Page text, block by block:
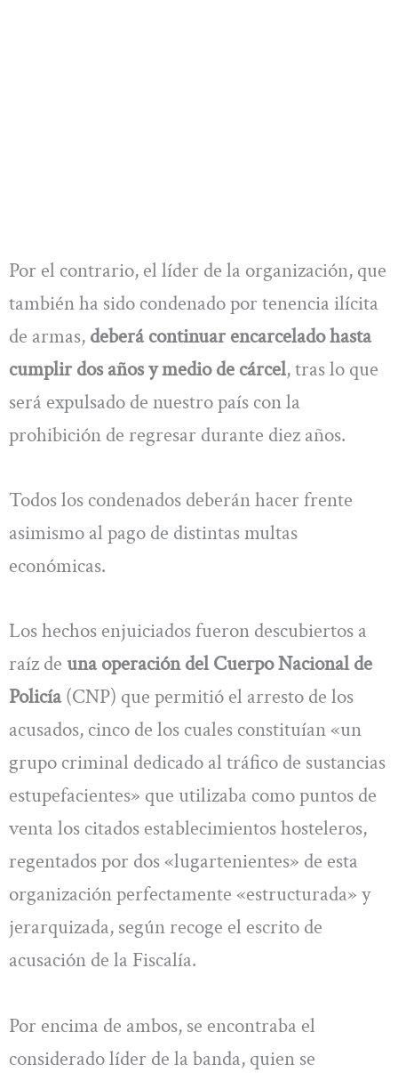
Por el contrario, el líder de la organización, que
también ha sido condenado por tenencia ilícita
de armas, deberá continuar encarcelado hasta
cumplir dos años y medio de cárcel, tras lo que
será expulsado de nuestro país con la
prohibición de regresar durante diez años.
Todos los condenados deberán hacer frente
asimismo al pago de distintas multas
económicas.
Los hechos enjuiciados fueron descubiertos a
raíz de una operación del Cuerpo Nacional de
Policía(CNP) que permitió el arresto de los
acusados, cinco de los cuales constituían «un
grupo criminal dedicado al tráfico de sustancias
estupefacientes» que utilizaba como puntos de
venta los citados establecimientos hosteleros,
regentados por dos «lugartenientes» de esta
organización perfectamente «estructurada» y
jerarquizada, según recoge el escrito de
acusación de la Fiscalía.
Por encima de ambos, se encontraba el
considerado líder de la banda, quien se